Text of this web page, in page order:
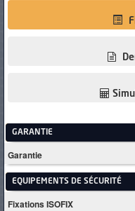
GARANTIE
Garantie
EQUIPEMENTS DE SÉCURITÉ
Fixations ISOFIX